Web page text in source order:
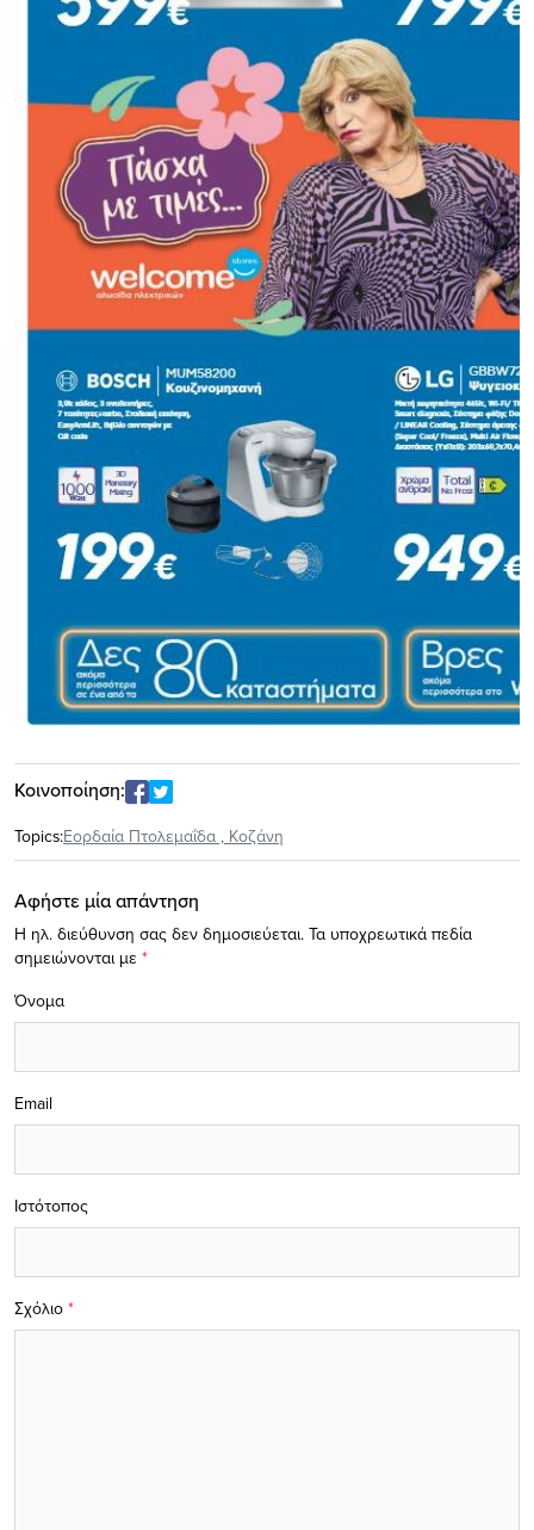
Κοινοποίηση:
Topics:Εορδαία Πτολεμαΐδα , Κοζάνη
Αφήστε μία απάντηση
Η ηλ. διεύθυνση σας δεν δημοσιεύεται. Τα υποχρεωτικά πεδία
σημειώνονται με *
Σχόλιο *
Όνομα
Email
Ιστότοπος